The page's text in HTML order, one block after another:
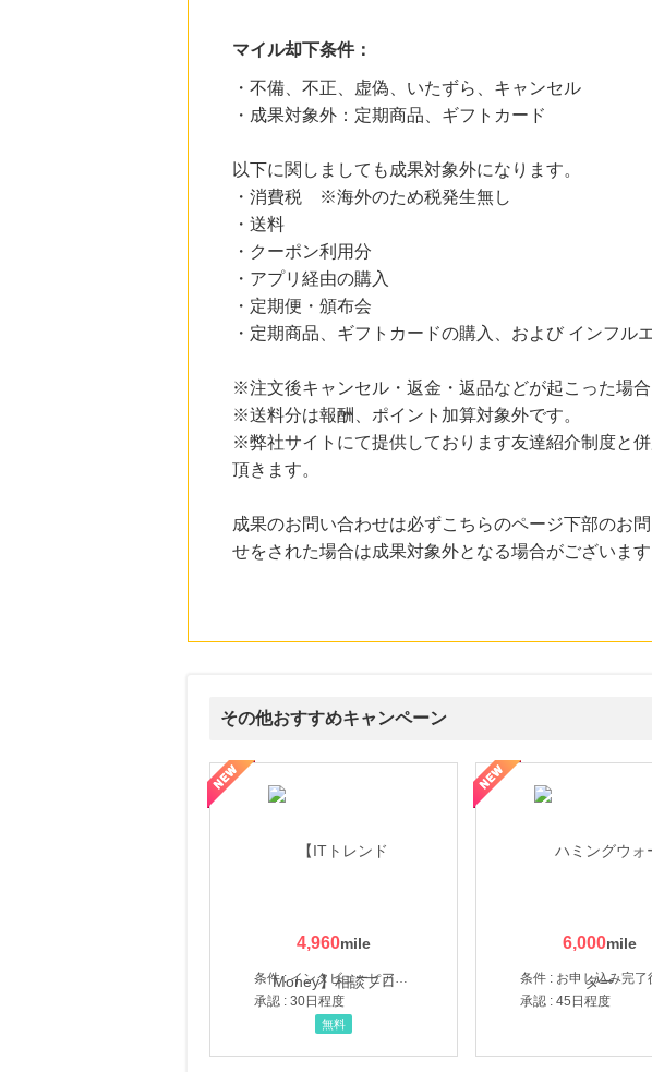
マイル却下条件：
・不備、不正、虚偽、いたずら、キャンセル
・成果対象外：定期商品、ギフトカード
以下に関しましても成果対象外になります。
・消費税 ※海外のため税発生無し
・送料
・クーポン利用分
・アプリ経由の購入
・定期便・頒布会
・定期商品、ギフトカードの購入、および インフル
※注文後キャンセル・返金・返品などが起こった場
※送料分は報酬、ポイント加算対象外です。
※弊社サイトにて提供しております友達紹介制度と
頂きます。
成果のお問い合わせは必ずこちらのページ下部のお
せをされた場合は成果対象外となる場合がございます
その他おすすめキャンペーン
4,960
条件 : インタビューヒアリング完了
承認 : 30日程度
無料
6,000
承認 : 45日程度
創業40余年の割烹料亭千賀監修【おせちの千賀屋】おもてなし参道本店SBI新生銀行「口座開